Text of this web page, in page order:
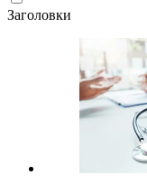
Заголовки